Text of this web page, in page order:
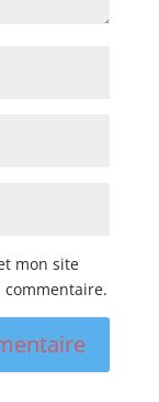
mon site